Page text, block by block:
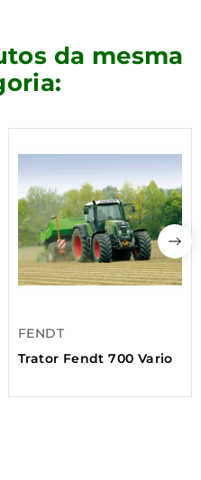
da mesma
FENDT
Trator Fendt 700 Vario